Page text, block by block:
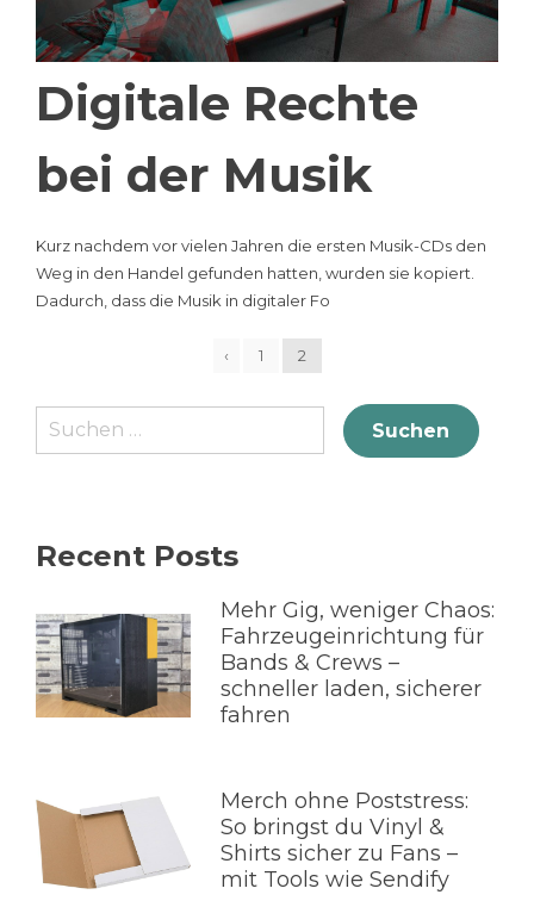
Digitale Rechte
bei der Musik
Kurz nachdem vor vielen Jahren die ersten Musik-CDs den
Weg in den Handel gefunden hatten, wurden sie kopiert.
Dadurch, dass die Musik in digitaler Fo
‹ 1 2
Suche
nach:
Recent Posts
Mehr Gig, weniger Chaos:
Fahrzeugeinrichtung für
Bands & Crews –
schneller laden, sicherer
fahren
Merch ohne Poststress:
So bringst du Vinyl &
Shirts sicher zu Fans –
mit Tools wie Sendify